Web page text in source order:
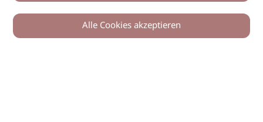
Alle Cookies akzeptieren